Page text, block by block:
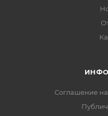
Соглашение